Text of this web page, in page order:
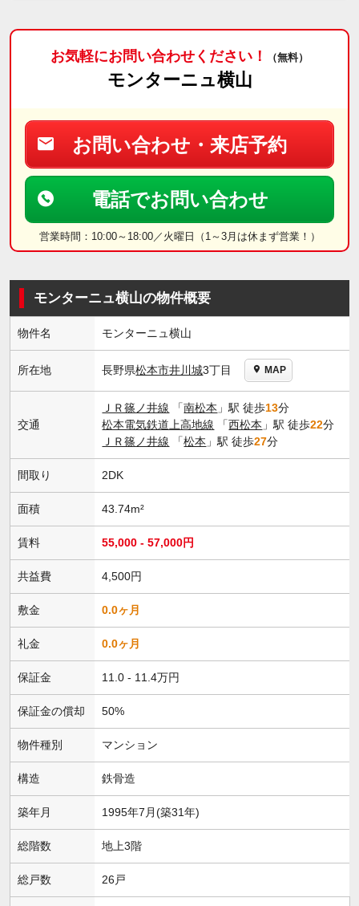
お気軽にお問い合わせください！ （無料）
モンターニュ横山
お問い合わせ・来店予約
電話でお問い合わせ
営業時間：10:00～18:00／火曜日（1～3月は休まず営業！）
モンターニュ横山の物件概要
物件名 モンターニュ横山
所在地 長野県松本市井川城3丁目 MAP
交通
ＪＲ篠ノ井線 「南松本 」駅 徒歩13分
松本電気鉄道上高地線 「西松本 」駅 徒歩22分
ＪＲ篠ノ井線 「松本 」駅 徒歩27分
間取り 2DK
面積 43.74m²
賃料 55,000 - 57,000円
共益費 4,500円
敷金 0.0ヶ月
礼金 0.0ヶ月
保証金 11.0 - 11.4万円
保証金の償却 50%
物件種別 マンション
構造 鉄骨造
築年月 1995年7月(築31年)
総階数 地上3階
総戸数 26戸